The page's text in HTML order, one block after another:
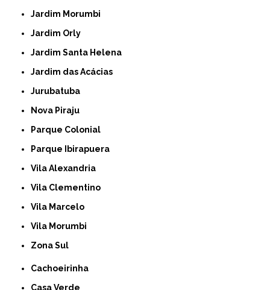
Jardim Morumbi
Jardim Orly
Jardim Santa Helena
Jardim das Acácias
Jurubatuba
Nova Piraju
Parque Colonial
Parque Ibirapuera
Vila Alexandria
Vila Clementino
Vila Marcelo
Vila Morumbi
Zona Sul
Cachoeirinha
Casa Verde